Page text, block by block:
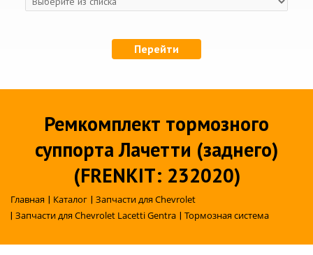
Перейти
Ремкомплект тормозного
суппорта Лачетти (заднего)
(FRENKIT: 232020)
Главная | Каталог | Запчасти для Chevrolet
| Запчасти для Chevrolet Lacetti Gentra | Тормозная система